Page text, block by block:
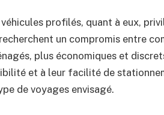
véhicules profilés, quant à eux,
un compromis entre
plus économiques et
et à leur facilité de
de voyages envisagé.